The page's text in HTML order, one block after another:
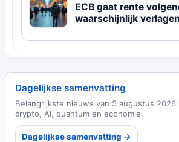
ECB gaat rente
waarschijnlijk verlagen
Dagelijkse samenvatting
Belangrijkste nieuws van 5 augustus
crypto, AI, quantum en economie.
Dagelijkse samenvatting →